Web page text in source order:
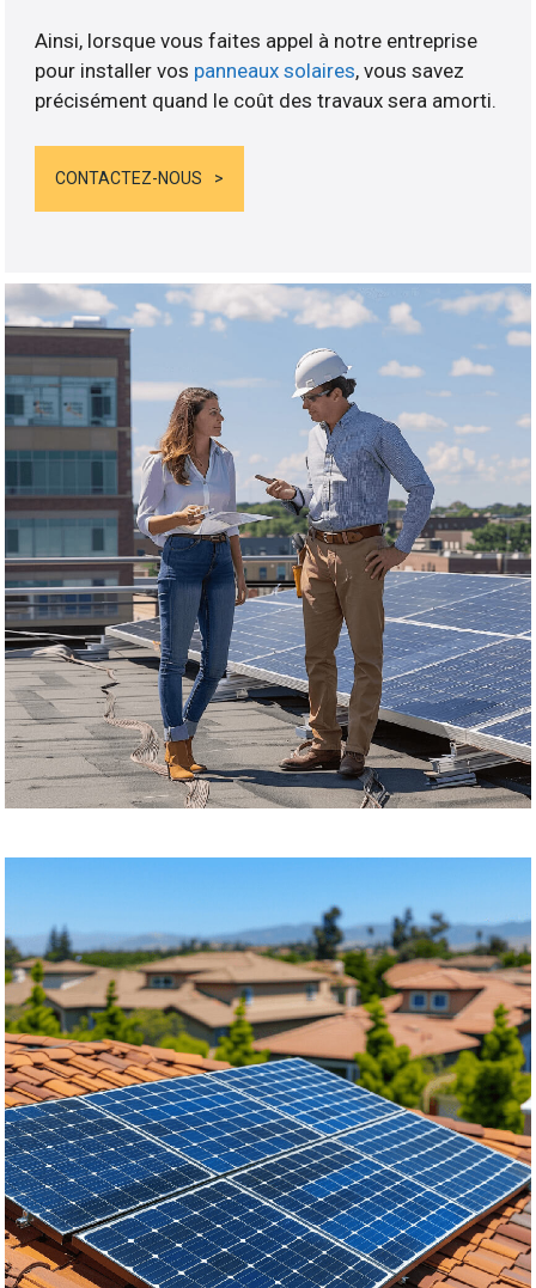
Ainsi, lorsque vous faites appel à notre entreprise
pour installer vos panneaux solaires, vous savez
précisément quand le coût des travaux sera amorti.
CONTACTEZ-NOUS